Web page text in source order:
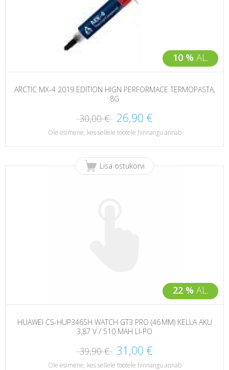
10 % AL.
ARCTIC MX-4 2019 EDITION HIGN PERFORMACE TERMOPASTA,
8G
30,00 € 26,90 €
Ole esimene, kes sellele tootele hinnangu annab
22 % AL.
Lisa ostukorvi
HUAWEI CS-HUP346SH WATCH GT3 PRO (46 MM) KELLA AKU
3,87 V / 510 MAH LI-PO
39,90 € 31,00 €
Ole esimene, kes sellele tootele hinnangu annab